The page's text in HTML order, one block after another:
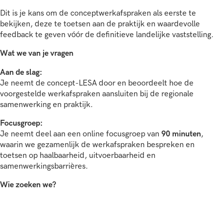
Dit is je kans om de conceptwerkafspraken als eerste te
bekijken, deze te toetsen aan de praktijk en waardevolle
feedback te geven vóór de definitieve landelijke vaststelling.
Wat we van je vragen
Aan de slag:
Je neemt de concept-LESA door en beoordeelt hoe de
voorgestelde werkafspraken aansluiten bij de regionale
samenwerking en praktijk.
Focusgroep:
Je neemt deel aan een online focusgroep van 90 minuten,
waarin we gezamenlijk de werkafspraken bespreken en
toetsen op haalbaarheid, uitvoerbaarheid en
samenwerkingsbarrières.
Wie zoeken we?